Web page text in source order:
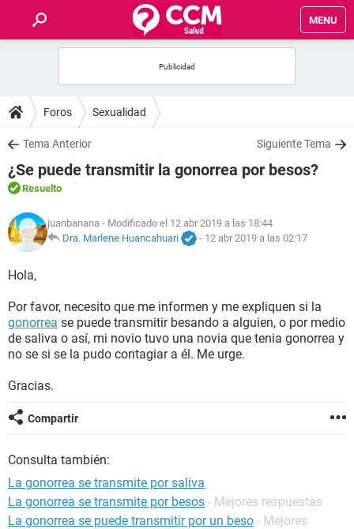
MENU
FOROS
SALUD
FAMILIA
NUTRICIÓN
SEXUALIDAD
GLOSARIO
Foros Sexualidad
Tema Anterior Siguiente Tema
¿Se puede transmitir la gonorrea por besos?
Resuelto
juanbanana - Modificado el 12 abr 2019 a las 18:44
Dra. Marlene Huancahuari
- 12 abr 2019 a las 02:17
Hola,
Por favor, necesito que me informen y me expliquen si la
gonorrea se puede transmitir besando a alguien, o por medio
de saliva o así, mi novio tuvo una novia que tenia gonorrea y
no se si se la pudo contagiar a él. Me urge.
Gracias.
Compartir
Consulta también:
La gonorrea se transmite por saliva
La gonorrea se transmite por besos - Mejores respuestas
La gonorrea se puede transmitir por un beso - Mejores